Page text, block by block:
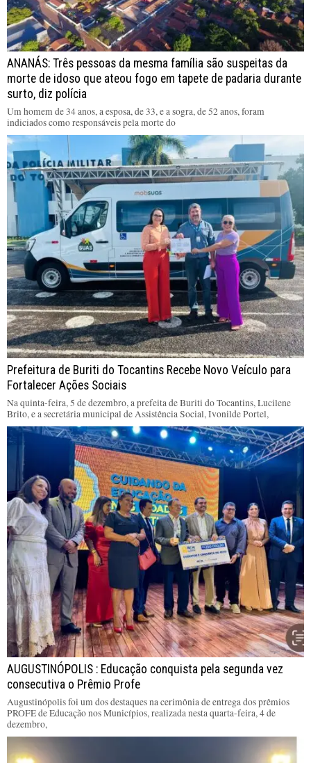
ANANÁS: Três pessoas da mesma família são suspeitas da
morte de idoso que ateou fogo em tapete de padaria durante
surto, diz polícia
Um homem de 34 anos, a esposa, de 33, e a sogra, de 52 anos, foram
indiciados como responsáveis pela morte do
Prefeitura de Buriti do Tocantins Recebe Novo Veículo para
Fortalecer Ações Sociais
Na quinta-feira, 5 de dezembro, a prefeita de Buriti do Tocantins, Lucilene
Brito, e a secretária municipal de Assistência Social, Ivonilde Portel,
AUGUSTINÓPOLIS : Educação conquista pela segunda vez
consecutiva o Prêmio Profe
Augustinópolis foi um dos destaques na cerimônia de entrega dos prêmios
PROFE de Educação nos Municípios, realizada nesta quarta-feira, 4 de
dezembro,